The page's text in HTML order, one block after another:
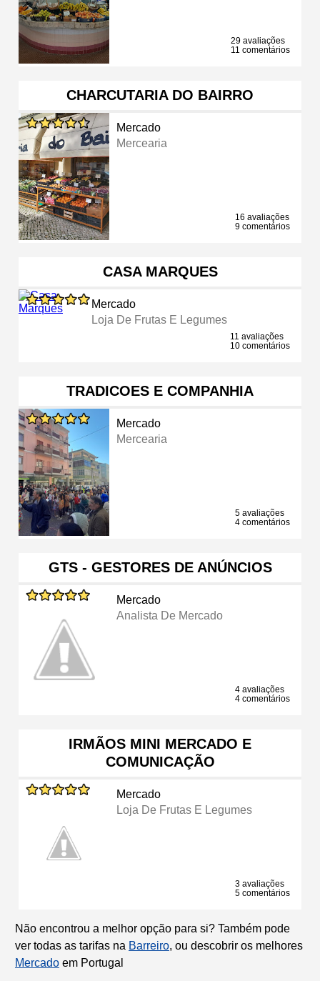
29 avaliações
11 comentários
CHARCUTARIA DO BAIRRO
Mercado
Mercearia
16 avaliações
9 comentários
CASA MARQUES
Mercado
Loja De Frutas E Legumes
11 avaliações
10 comentários
TRADICOES E COMPANHIA
Mercado
Mercearia
5 avaliações
4 comentários
GTS - GESTORES DE ANÚNCIOS
Mercado
Analista De Mercado
4 avaliações
4 comentários
IRMÃOS MINI MERCADO E
COMUNICAÇÃO
Mercado
Loja De Frutas E Legumes
3 avaliações
5 comentários
Não encontrou a melhor opção para si? Também pode
ver todas as tarifas na Barreiro, ou descobrir os melhores
Mercado em Portugal